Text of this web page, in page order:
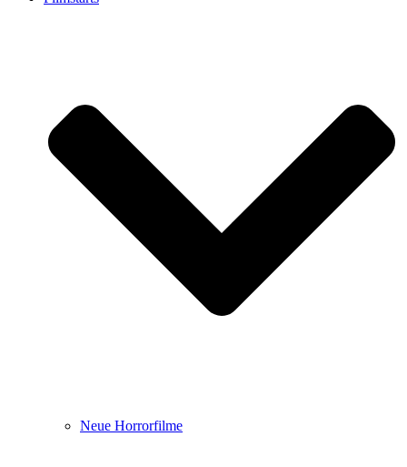
Neue Horrorfilme